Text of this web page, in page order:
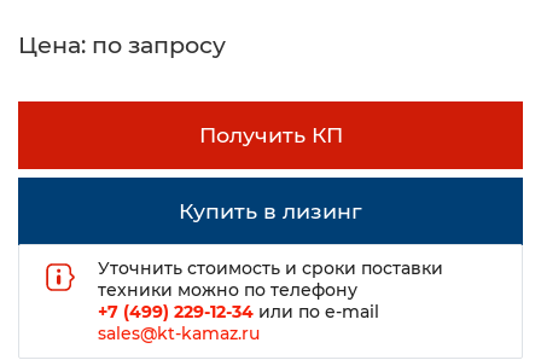
Цена: по запросу
Получить КП
Купить в лизинг
Уточнить стоимость и сроки поставки
техники можно по телефону
+7 (499) 229-12-34 или по e-mail
sales@kt-kamaz.ru